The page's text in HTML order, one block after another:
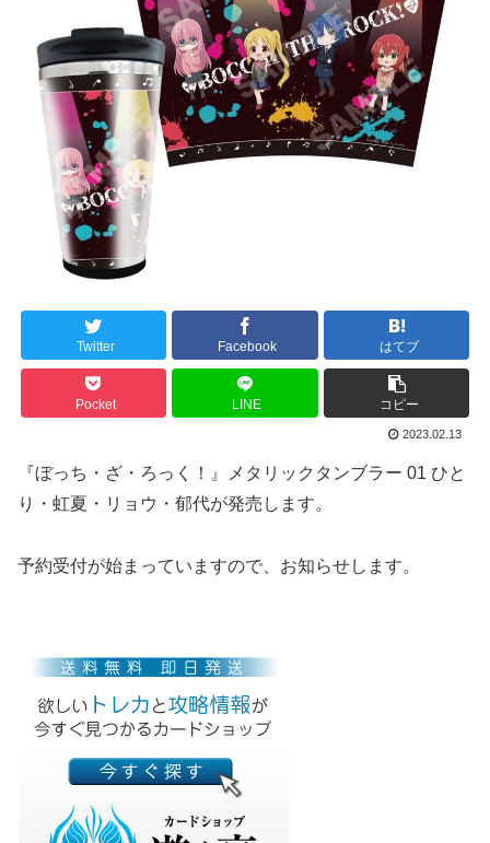
Twitter Facebook はてブ
Pocket LINE コピー
2023.02.13
『ぼっち・ざ・ろっく！』メタリックタンブラー 01 ひと
り・虹夏・リョウ・郁代が発売します。
予約受付が始まっていますので、お知らせします。